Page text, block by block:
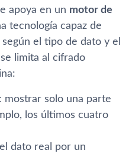
apoya en un motor de
tecnología capaz de
el tipo de dato y el
limita al cifrado
: mostrar solo una parte
los últimos cuatro
dato real por un